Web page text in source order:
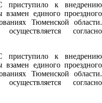
к внедрению
взамен единого проездного
Тюменской области.
согласно
к внедрению
взамен единого проездного
Тюменской области.
согласно